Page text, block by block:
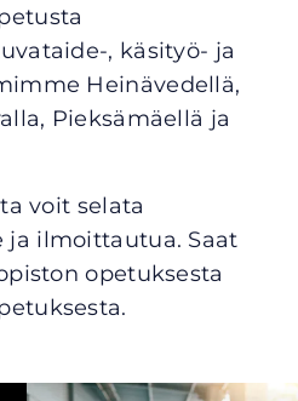
, käsityö- ja
Heinävedellä,
Pieksämäellä ja
voit selata
ilmoittautua. Saat
opetuksesta